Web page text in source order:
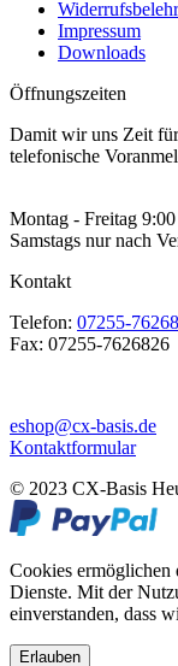
Impressum
Downloads
Öffnungszeiten
Damit wir uns Zeit
telefonische
Montag - Freitag
Samstags nur nach
Kontakt
Telefon: 07255-
Fax: 07255-7626826
eshop@cx-basis.de
Kontaktformular
© 2023 CX-Basis
Cookies ermöglichen
Dienste. Mit der
einverstanden, dass
Erlauben